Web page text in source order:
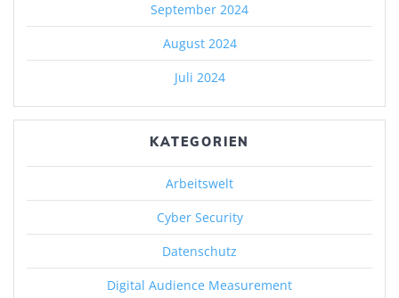
September 2024
August 2024
Juli 2024
KATEGORIEN
Arbeitswelt
Cyber Security
Datenschutz
Digital Audience Measurement